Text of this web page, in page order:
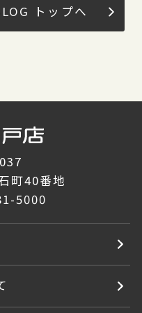
トップへ
町40番地
5000